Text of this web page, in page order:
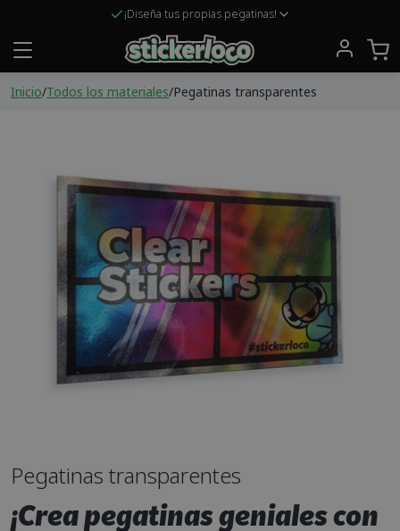
¡Diseña tus propias pegatinas!
Inicio/Todos los materiales/Pegatinas transparentes
Pegatinas transparentes
¡Crea pegatinas geniales con